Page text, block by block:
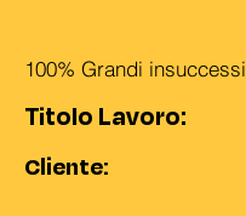
100% Grandi insuccessi
Titolo Lavoro:
Cliente: